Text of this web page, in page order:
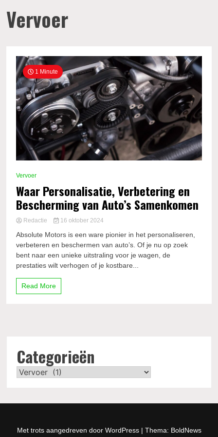
Vervoer
1 Minute
Vervoer
Waar Personalisatie, Verbetering en
Bescherming van Auto’s Samenkomen
Redactie 16 oktober 2024
Absolute Motors is een ware pionier in het personaliseren,
verbeteren en beschermen van auto’s. Of je nu op zoek
bent naar een unieke uitstraling voor je wagen, de
prestaties wilt verhogen of je kostbare...
Read More
Categorieën
Categorieën
Met trots aangedreven door WordPress | Thema: BoldNews